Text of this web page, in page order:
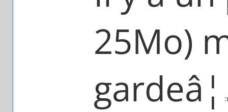
25Mo)
gardeâ¦